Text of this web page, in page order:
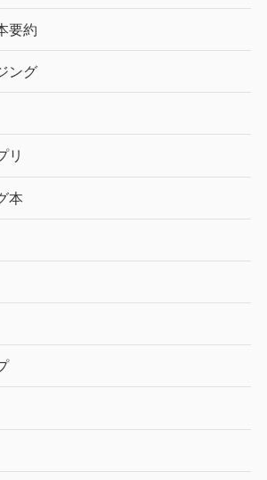
要約
ング
リ
本